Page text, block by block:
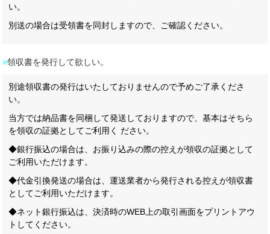
い。
別送の場合は受領書を同封しますので、ご確認ください。
■領収書を発行して欲しい。
別途領収書の発行はいたしておりませんので予めご了承くださ
い。
当方では納品書を同梱して発送しておりますので、基本はそちら
を領収の証拠としてご利用く ださい。
◆銀行振込の場合は、お振り込みの際の控えが領収の証拠として
ご利用いただけます。
◆代金引換発送の場合は、運送業者から発行される控えが領収書
としてご利用いただけます。
◆ネット銀行振込は、決済時のWEB上の取引画面をプリントアウ
トしてください。